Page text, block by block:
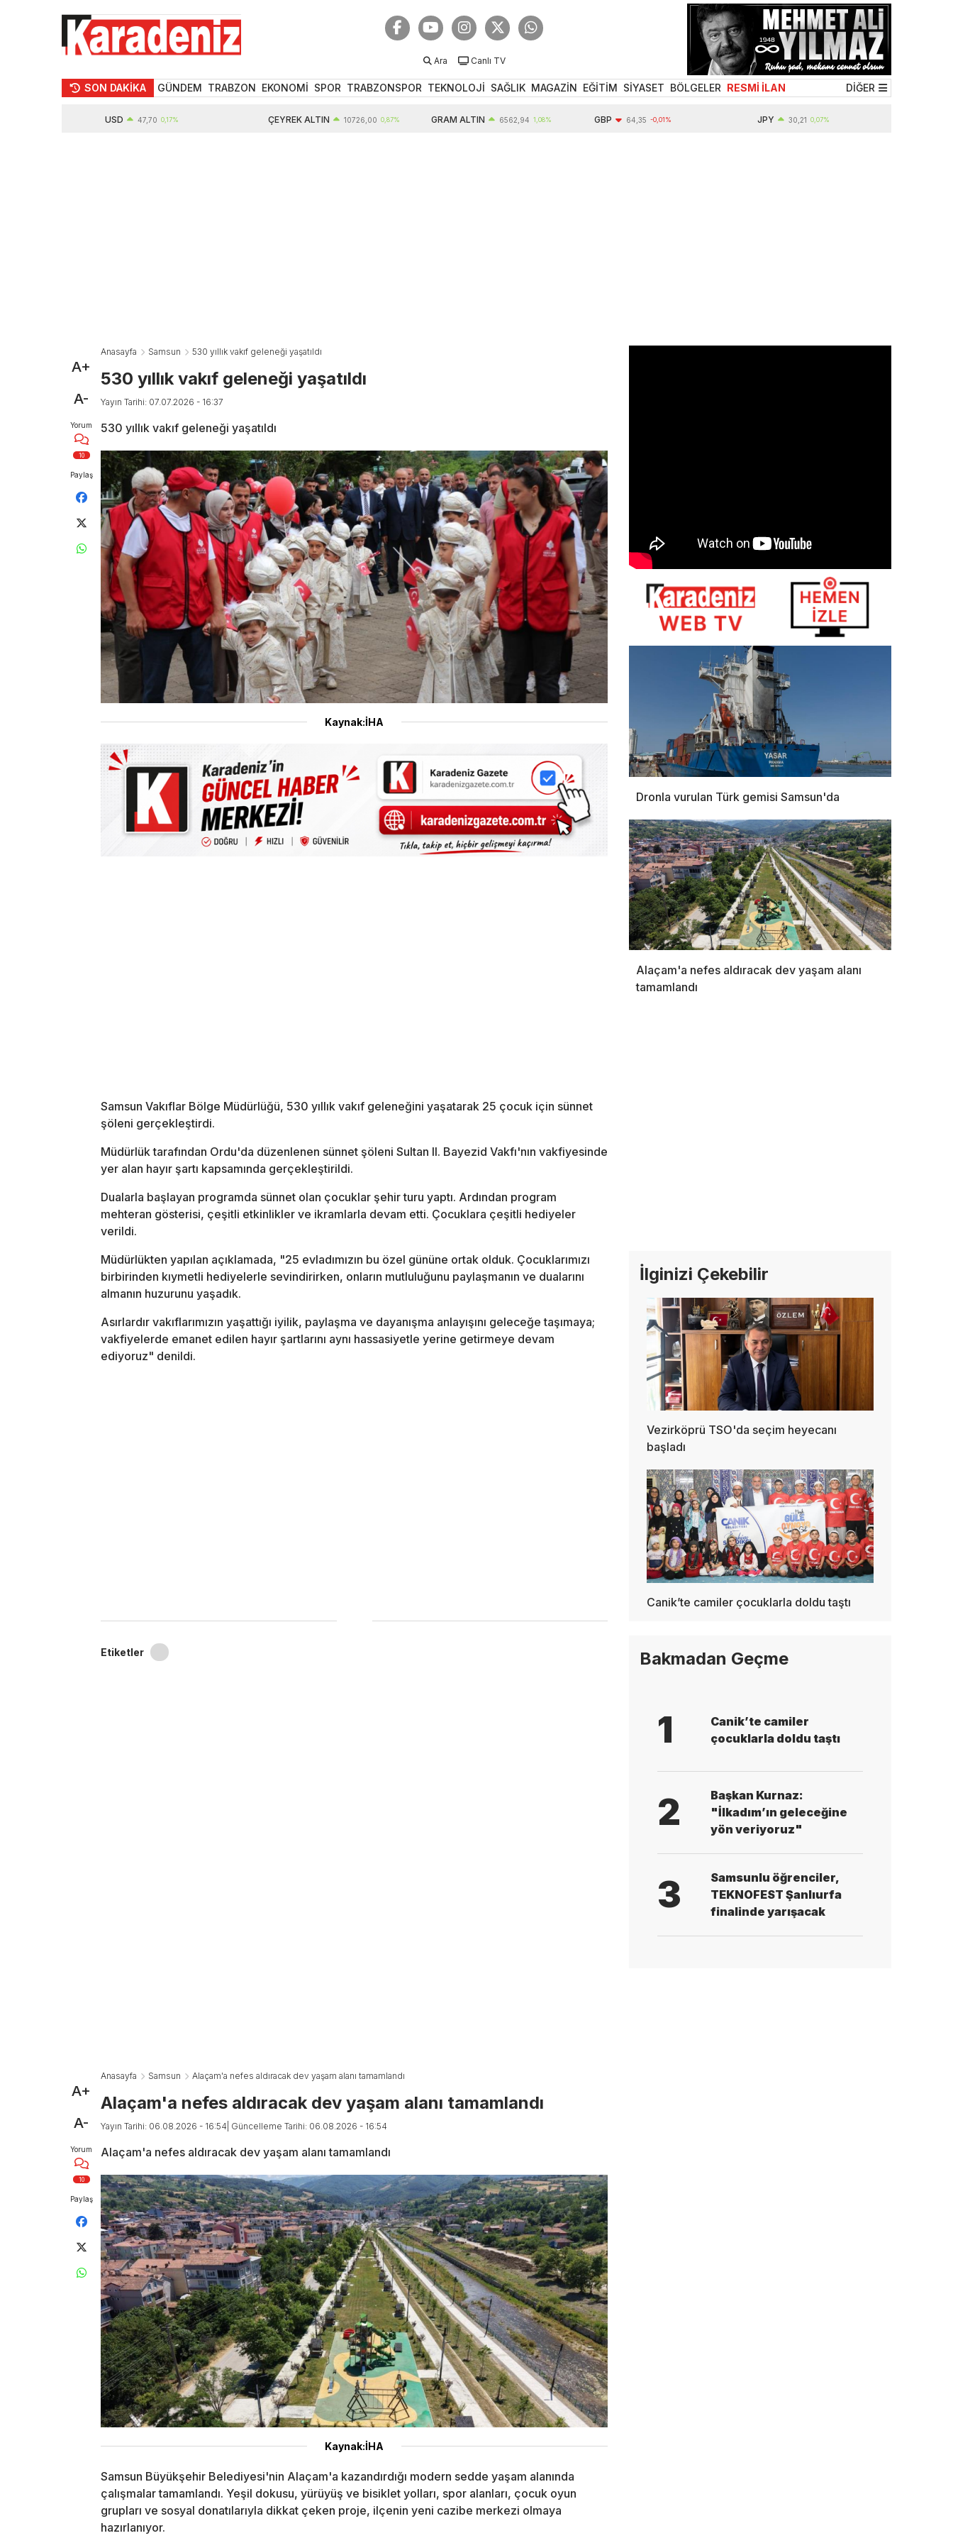
Ara Canlı TV
SON DAKİKA GÜNDEM TRABZON EKONOMİ SPOR TRABZONSPOR TEKNOLOJİ SAĞLIK MAGAZİN EĞİTİM SİYASET BÖLGELER RESMİ İLAN DİĞER
47,70 0,17% ÇEYREK ALTIN 10726,00 0,87% GRAM ALTIN 6562,94 1,08% 64,35 -0,01% 30,21 0,07%
A+
A-
Yorum
10
Paylaş
Anasayfa Samsun 530 yıllık vakıf geleneği yaşatıldı
530 yıllık vakıf geleneği yaşatıldı
Yayın Tarihi: 07.07.2026 - 16:37
530 yıllık vakıf geleneği yaşatıldı
Kaynak:İHA
Samsun Vakıflar Bölge Müdürlüğü, 530 yıllık vakıf geleneğini yaşatarak 25 çocuk için sünnet
şöleni gerçekleştirdi.
Müdürlük tarafından Ordu'da düzenlenen sünnet şöleni Sultan II. Bayezid Vakfı'nın vakfiyesinde
yer alan hayır şartı kapsamında gerçekleştirildi.
Dualarla başlayan programda sünnet olan çocuklar şehir turu yaptı. Ardından program
mehteran gösterisi, çeşitli etkinlikler ve ikramlarla devam etti. Çocuklara çeşitli hediyeler
verildi.
Müdürlükten yapılan açıklamada, "25 evladımızın bu özel gününe ortak olduk. Çocuklarımızı
birbirinden kıymetli hediyelerle sevindirirken, onların mutluluğunu paylaşmanın ve dualarını
almanın huzurunu yaşadık.
Asırlardır vakıflarımızın yaşattığı iyilik, paylaşma ve dayanışma anlayışını geleceğe taşımaya;
vakfiyelerde emanet edilen hayır şartlarını aynı hassasiyetle yerine getirmeye devam
ediyoruz" denildi.
Etiketler
A+
A-
Yorum
10
Paylaş
Anasayfa Samsun Alaçam'a nefes aldıracak dev yaşam alanı tamamlandı
Alaçam'a nefes aldıracak dev yaşam alanı tamamlandı
Yayın Tarihi: 06.08.2026 - 16:54 | Güncelleme Tarihi: 06.08.2026 - 16:54
Alaçam'a nefes aldıracak dev yaşam alanı tamamlandı
Kaynak:İHA
Samsun Büyükşehir Belediyesi'nin Alaçam'a kazandırdığı modern sedde yaşam alanında
çalışmalar tamamlandı. Yeşil dokusu, yürüyüş ve bisiklet yolları, spor alanları, çocuk oyun
grupları ve sosyal donatılarıyla dikkat çeken proje, ilçenin yeni cazibe merkezi olmaya
hazırlanıyor.
Dronla vurulan Türk gemisi Samsun'da
Alaçam'a nefes aldıracak dev yaşam alanı
tamamlandı
İlginizi Çekebilir
Vezirköprü TSO'da seçim heyecanı
başladı
Canik’te camiler çocuklarla doldu taştı
Bakmadan Geçme
1
Canik’te camiler
çocuklarla doldu taştı
2
Başkan Kurnaz:
"İlkadım’ın geleceğine
yön veriyoruz"
3
Samsunlu öğrenciler,
TEKNOFEST Şanlıurfa
finalinde yarışacak